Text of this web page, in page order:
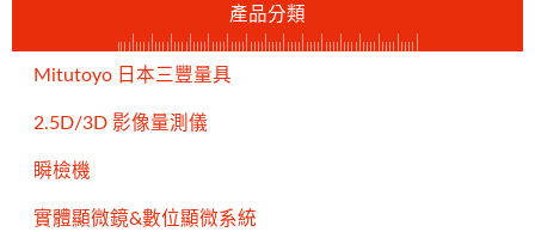
產品分類
Mitutoyo 日本三豐量具
2.5D/3D 影像量測儀
瞬檢機
實體顯微鏡&數位顯微系統